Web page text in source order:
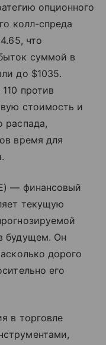
опционного
колл-спреда
что
суммой в
до $1035.
против
стоимость и
распада,
время для
— финансовый
текущую
будущем. Он
дорого
его
в торговле